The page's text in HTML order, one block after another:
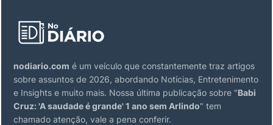
nodiario.com é um veículo que constantemente traz artigos
sobre assuntos de 2026, abordando Notícias, Entretenimento
e Insights e muito mais. Nossa última publicação sobre "Babi
Cruz: 'A saudade é grande' 1 ano sem Arlindo" tem
chamado atenção, vale a pena conferir.